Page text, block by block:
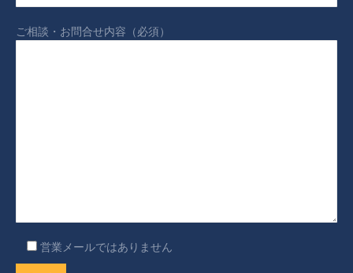
ご相談・お問合せ内容（必須）
営業メールではありません